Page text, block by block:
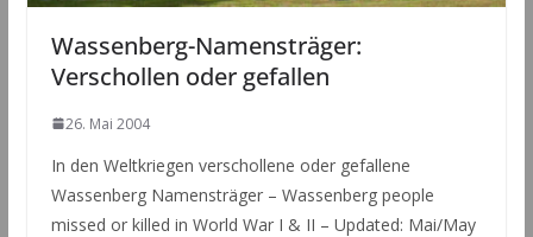
Wassenberg-Namensträger:
Verschollen oder gefallen
26. Mai 2004
In den Weltkriegen verschollene oder gefallene
Wassenberg Namensträger – Wassenberg people
missed or killed in World War I & II – Updated: Mai/May